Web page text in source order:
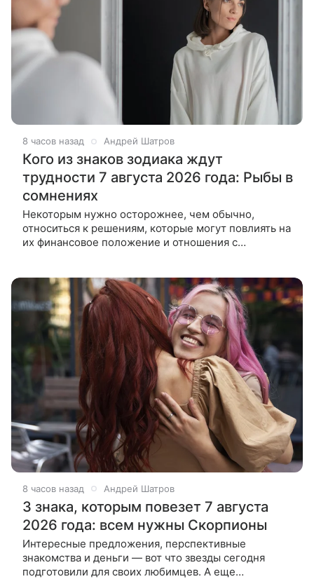
8 часов назад Андрей Шатров
Кого из знаков зодиака ждут
трудности 7 августа 2026 года: Рыбы в
сомнениях
Некоторым нужно осторожнее, чем обычно,
относиться к решениям, которые могут повлиять на
их финансовое положение и отношения с
8 часов назад Андрей Шатров
3 знака, которым повезет 7 августа
2026 года: всем нужны Скорпионы
Интересные предложения, перспективные
знакомства и деньги — вот что звезды сегодня
подготовили для своих любимцев. А еще